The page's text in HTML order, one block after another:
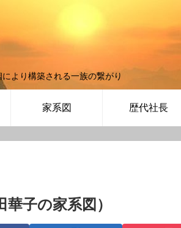
より構築される一族の繋がり
家系図 歴代社長
子の家系図）